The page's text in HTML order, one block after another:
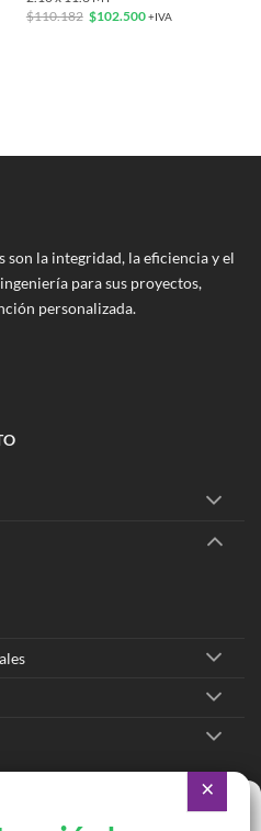
$110.182 El
precio
$102.500El+IVA
la integridad, la eficiencia y el
para sus proyectos,
personalizada.